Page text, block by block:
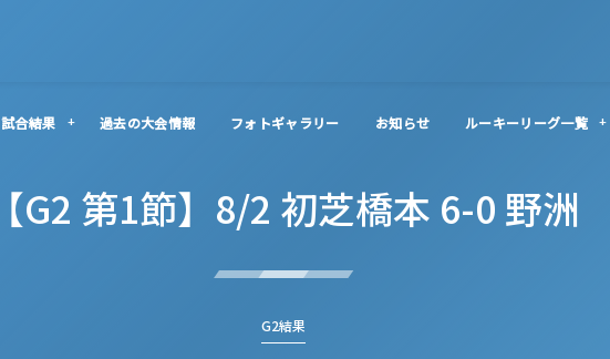
試合結果 過去の大会情報 フォトギャラリー お知らせ ルーキーリーグ一覧
【G2 第1節】8/2 初芝橋本 6-0 野洲
G2結果